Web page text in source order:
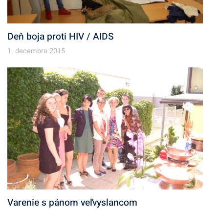
Deň boja proti HIV / AIDS
1. decembra 2015
Varenie s pánom veľvyslancom